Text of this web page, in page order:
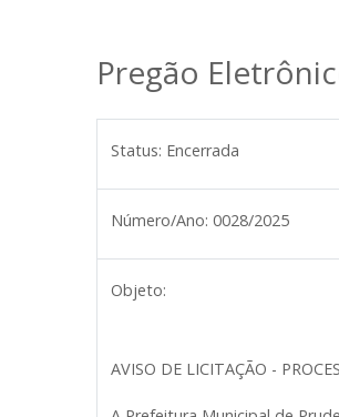
Pregão
Status: Encerrada
Número/Ano: 0028/2025
Objeto:
AVISO DE LICITAÇÃO -